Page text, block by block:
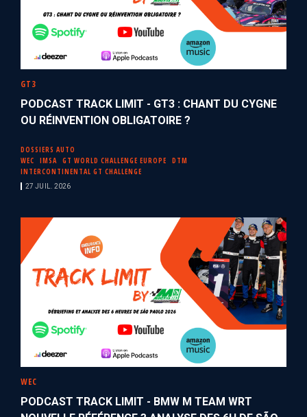
GT3
PODCAST TRACK LIMIT - GT3 : CHANT DU CYGNE
OU RÉINVENTION OBLIGATOIRE ?
DOSSIERS AUTO
WEC
IMSA GT WORLD CHALLENGE EUROPE
DTM
INTERCONTINENTAL GT CHALLENGE
27 JUIL. 2026
WEC
PODCAST TRACK LIMIT - BMW M TEAM WRT